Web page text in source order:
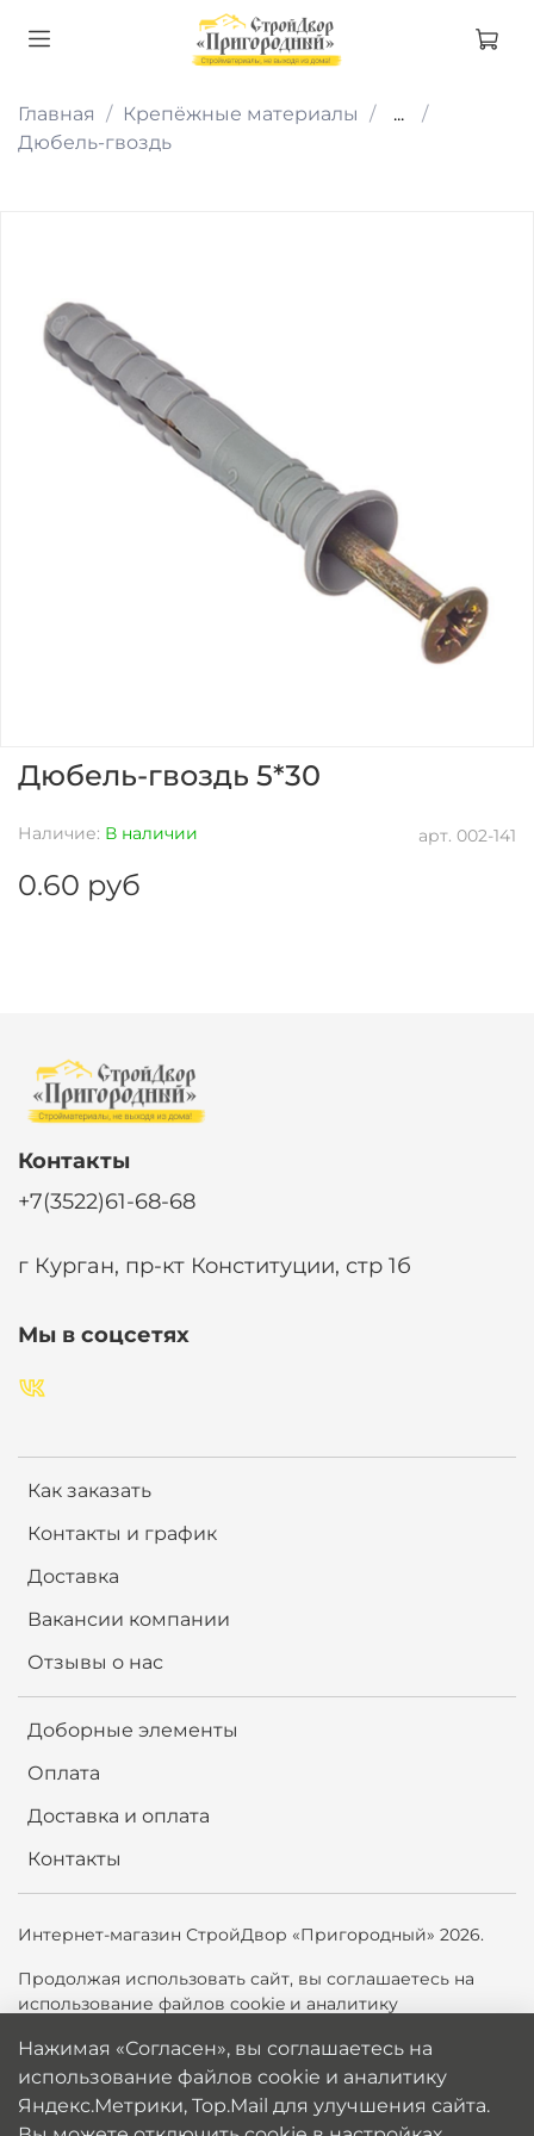
Главная Крепёжные материалы
...
Дюбель-гвоздь
арт. 002-141
Наличие: В наличии
Дюбель-гвоздь 5*30
0.60 руб
Как заказать
Контакты и график
Доставка
Вакансии компании
Отзывы о нас
Доборные элементы
Оплата
Доставка и оплата
Контакты
Контакты
+7(3522)61-68-68
г Курган, пр-кт Конституции, стр 1б
Мы в соцсетях
Интернет-магазин СтройДвор «Пригородный» 2026.
Продолжая использовать сайт, вы соглашаетесь на
использование файлов cookie и аналитику
можете отключить cookie в настройках браузера.
Политика обработки персональных данных
Нажимая «Согласен», вы соглашаетесь на
использование файлов cookie и аналитику
Яндекс.Метрики, Top.Mail для улучшения сайта.